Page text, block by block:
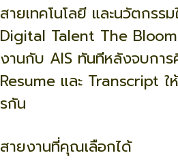
สายเทคโนโลยี และนวัตกรร
Digital Talent The
งานกับ AIS ทันทีหลังจบการ
Resume และ Transcript
รกัน
สายงานที่คุณเลือกได้